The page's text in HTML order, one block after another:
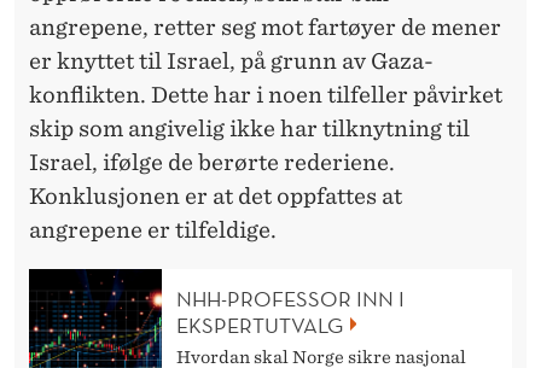
angrepene, retter seg mot fartøyer de mener
er knyttet til Israel, på grunn av Gaza-
konflikten. Dette har i noen tilfeller påvirket
skip som angivelig ikke har tilknytning til
Israel, ifølge de berørte rederiene.
Konklusjonen er at det oppfattes at
angrepene er tilfeldige.
NHH-PROFESSOR INN I
EKSPERTUTVALG
Hvordan skal Norge sikre nasjonal